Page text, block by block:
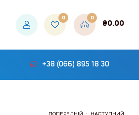
0 0
₴0.00
+38 (066) 895 18 30
ПОПЕРЕДНІЙ НАСТУПНИЙ